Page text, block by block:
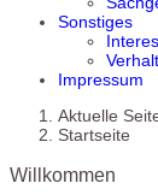
Sonstiges
Impressum
Aktuelle
Startseite
Willkommen